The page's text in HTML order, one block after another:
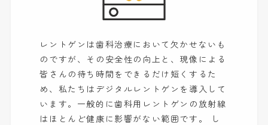
レントゲンは歯科治療において欠かせないも
のですが、その安全性の向上と、現像による
皆さんの待ち時間をできるだけ短くするた
め、私たちはデジタルレントゲンを導入して
います。一般的に歯科用レントゲンの放射線
はほとんど健康に影響がない範囲です。 し